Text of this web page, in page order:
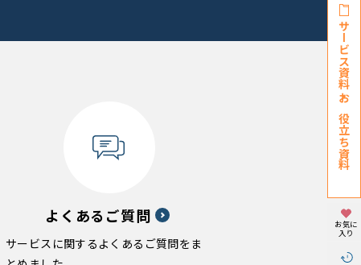
よくあるご質問
サービスに関するよくあるご質問をま
サービス資料・
お役立ち資料
お気に
入り